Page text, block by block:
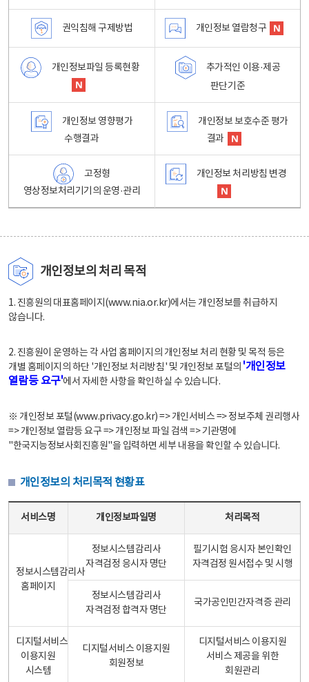
권익침해 구제방법 개인정보 열람청구
개인정보파일 등록현황
추가적인 이용·제공
판단기준
개인정보 영향평가
수행결과
개인정보 보호수준 평가
결과
고정형
영상정보처리기기의 운영·관리
개인정보 처리방침 변경
개인정보의 처리 목적
1. 진흥원의 대표홈페이지(www.nia.or.kr)에서는 개인정보를 취급하지
않습니다.
2. 진흥원이 운영하는 각 사업 홈페이지의 개인정보 처리 현황 및 목적 등은
개별 홈페이지의 하단 '개인정보 처리방침' 및 개인정보 포털의 '개인정보
열람등 요구'에서 자세한 사항을 확인하실 수 있습니다.
※ 개인정보 포털(www.privacy.go.kr) => 개인서비스 => 정보주체 권리행사
=> 개인정보 열람등 요구 => 개인정보 파일 검색 => 기관명에
"한국지능정보사회진흥원"을 입력하면 세부 내용을 확인할 수 있습니다.
개인정보의 처리목적 현황표
서비스명 개인정보파일명 처리목적
정보시스템감리사
홈페이지
정보시스템감리사
자격검정 응시자 명단
필기시험 응시자 본인확인
자격검정 원서접수 및 시행
정보시스템감리사
자격검정 합격자 명단
국가공인민간자격증 관리
디지털서비스
이용지원
시스템
디지털서비스 이용지원
회원정보
디지털서비스 이용지원
서비스 제공을 위한
회원관리